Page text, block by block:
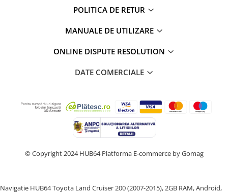
POLITICA DE RETUR
MANUALE DE UTILIZARE
ONLINE DISPUTE RESOLUTION
DATE COMERCIALE
© Copyright 2024 HUB64Platforma E-commerce by Gomag
Navigatie HUB64 Toyota Land Cruiser 200 (2007-2015), 2GB RAM, Android,